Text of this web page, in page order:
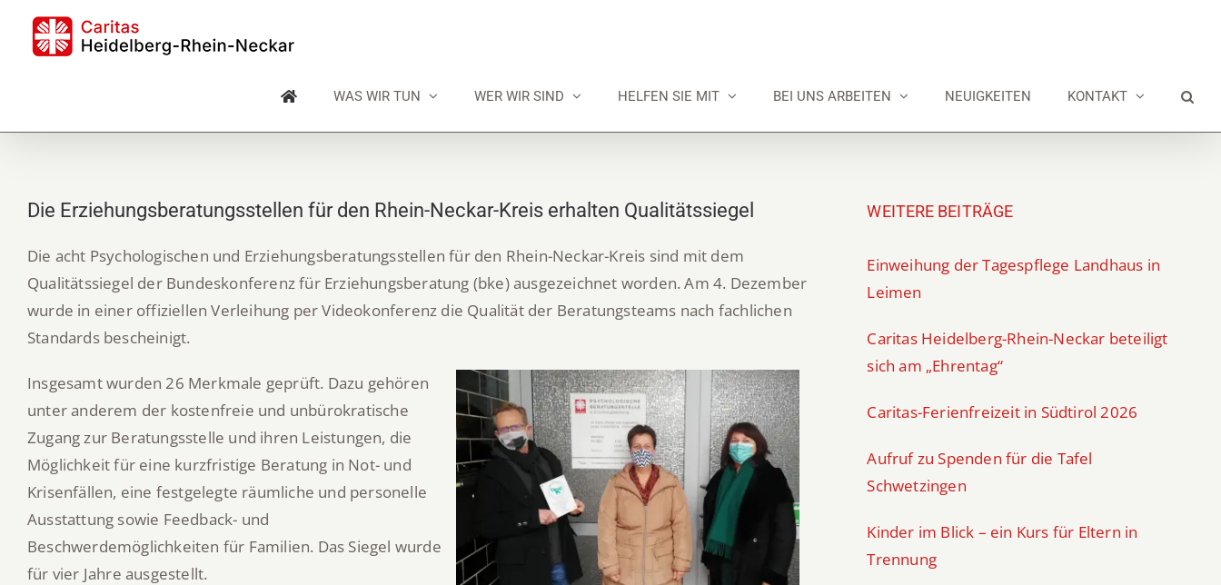
WAS WIR TUN WER WIR SIND HELFEN SIE MIT BEI UNS ARBEITEN NEUIGKEITEN KONTAKT
Die Erziehungsberatungsstellen für den Rhein-Neckar-Kreis erhalten Qualitätssiegel
Die acht Psychologischen und Erziehungsberatungsstellen für den Rhein-Neckar-Kreis sind mit dem
Qualitätssiegel der Bundeskonferenz für Erziehungsberatung (bke) ausgezeichnet worden. Am 4. Dezember
wurde in einer offiziellen Verleihung per Videokonferenz die Qualität der Beratungsteams nach fachlichen
Standards bescheinigt.
Insgesamt wurden 26 Merkmale geprüft. Dazu gehören
unter anderem der kostenfreie und unbürokratische
Zugang zur Beratungsstelle und ihren Leistungen, die
Möglichkeit für eine kurzfristige Beratung in Not- und
Krisenfällen, eine festgelegte räumliche und personelle
Ausstattung sowie Feedback- und
Beschwerdemöglichkeiten für Familien. Das Siegel wurde
für vier Jahre ausgestellt.
WEITERE BEITRÄGE
Einweihung der Tagespflege Landhaus in
Leimen
Caritas Heidelberg-Rhein-Neckar beteiligt
sich am „Ehrentag“
Caritas-Ferienfreizeit in Südtirol 2026
Aufruf zu Spenden für die Tafel
Schwetzingen
Kinder im Blick – ein Kurs für Eltern in
Trennung